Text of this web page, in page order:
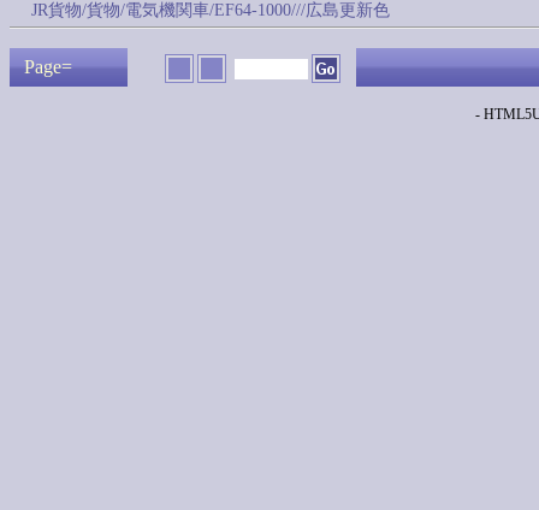
JR貨物/貨物/電気機関車/EF64-1000///広島更新色
Page=
-